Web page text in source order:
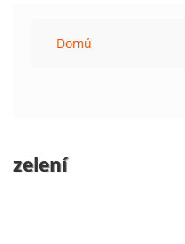
Domů
zelení